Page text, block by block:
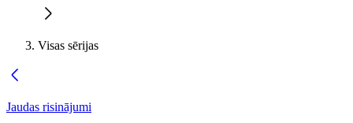
Visas sērijas
Jaudas risinājumi